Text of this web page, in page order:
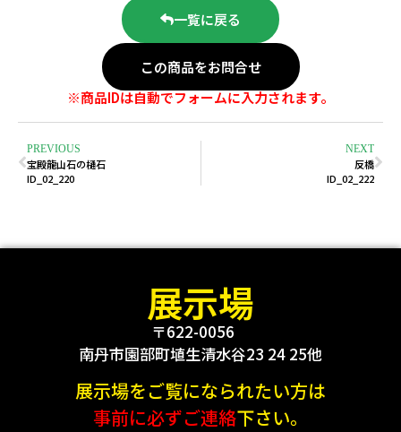
一覧に戻る
この商品をお問合せ
※商品IDは自動でフォームに入力されます。
PREVIOUS
宝殿龍山石の樋石
ID_02_220
NEXT
反橋
ID_02_222
展示場
〒622-0056
南丹市園部町埴生清水谷23 24 25他
展示場をご覧になられたい方は
事前に必ずご連絡下さい。